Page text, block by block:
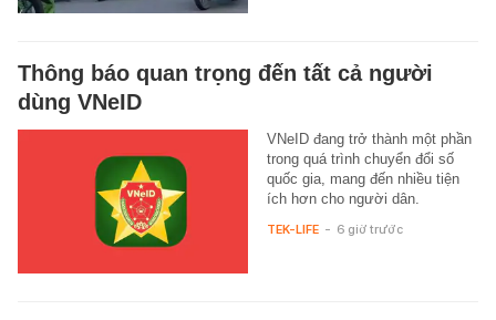
Thông báo quan trọng đến tất cả người
dùng VNeID
VNeID đang trở thành một phần
trong quá trình chuyển đổi số
quốc gia, mang đến nhiều tiện
ích hơn cho người dân.
TEK-LIFE - 6 giờ trước